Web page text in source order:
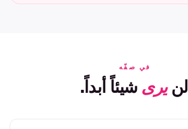
في صفّه
لنيرى شيئاً أبداً.